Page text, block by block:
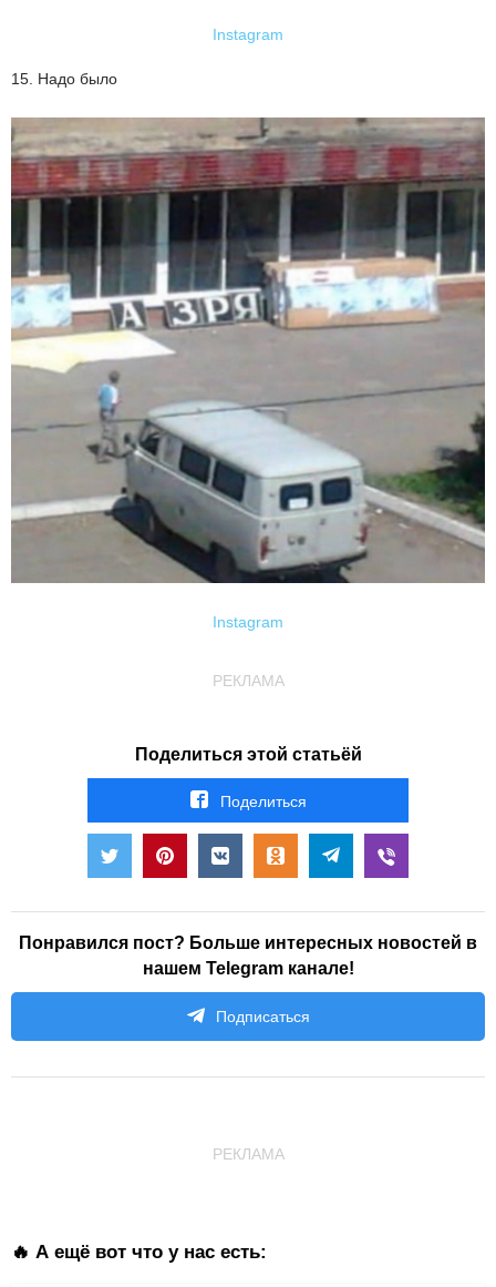
Instagram
15. Надо было
Instagram
РЕКЛАМА
Поделиться этой статьёй
Поделиться
Понравился пост? Больше интересных новостей в
нашем Telegram канале!
Подписаться
РЕКЛАМА
🔥 А ещё вот что у нас есть: